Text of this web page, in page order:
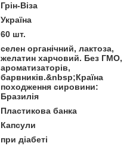
Грін-Віза
Україна
60 шт.
селен органічний, лактоза,
желатин харчовий. Без ГМО,
ароматизаторів,
барвників.&nbsp;Країна
походження сировини:
Бразилія
Пластикова банка
Капсули
при діабеті